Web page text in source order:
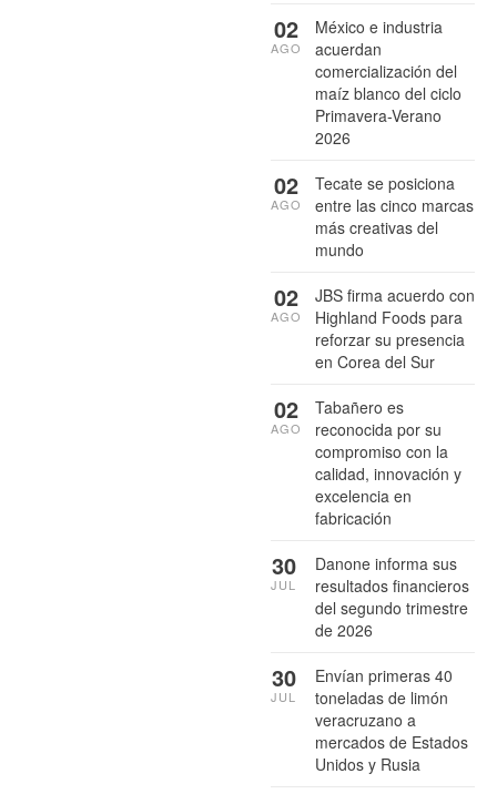
México e industria
acuerdan
comercialización del
maíz blanco del ciclo
Primavera-Verano
2026
02
AGO
Tecate se posiciona
entre las cinco marcas
más creativas del
mundo
02
AGO
JBS firma acuerdo con
Highland Foods para
reforzar su presencia
en Corea del Sur
02
AGO
Tabañero es
reconocida por su
compromiso con la
calidad, innovación y
excelencia en
fabricación
02
AGO
Danone informa sus
resultados financieros
del segundo trimestre
de 2026
30
JUL
Envían primeras 40
toneladas de limón
veracruzano a
mercados de Estados
Unidos y Rusia
30
JUL